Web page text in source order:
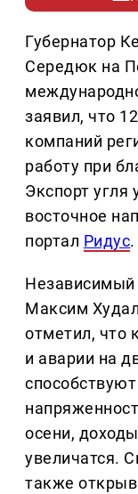
Губернатор
Середюк на
заявил, что
компаний
работу при
Экспорт угля
восточное
портал Ридус.
Максим
отметил, что
и аварии на
осени,
увеличатся.
также